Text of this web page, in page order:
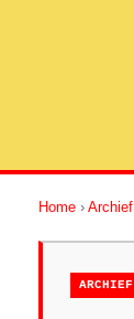
Home › Archief
ARCHIEF